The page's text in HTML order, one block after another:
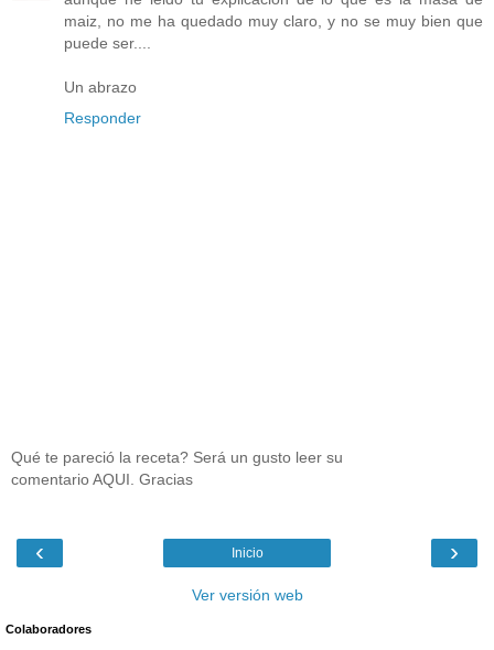
maiz, no me ha quedado muy claro, y no se muy bien que
puede ser....
Un abrazo
Responder
Qué te pareció la receta? Será un gusto leer su
comentario AQUI. Gracias
‹ ›
Inicio
Ver versión web
Colaboradores